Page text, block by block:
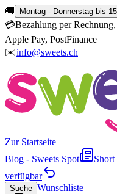
🚚 Montag - Donnerstag bis
💳Bezahlung per
Apple Pay, PostFinance
✉️info@sweets.ch
Zur Startseite
Blog - Sweets Spot
verfügbar
Suche Wunschliste